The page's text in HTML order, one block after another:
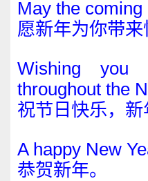
May the
愿新年为你带来
Wishing you
throughout the
祝节日快乐，新
A happy New
恭贺新年。